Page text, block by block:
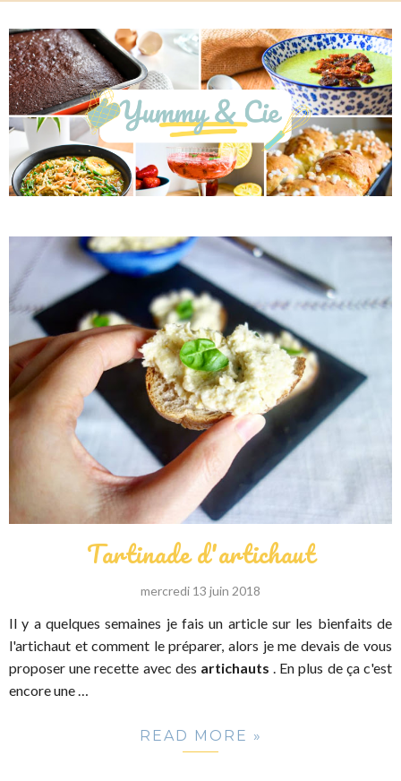
Tartinade d'artichaut
mercredi 13 juin 2018
Il y a quelques semaines je fais un article sur les bienfaits de
l'artichaut et comment le préparer, alors je me devais de vous
proposer une recette avec des artichauts . En plus de ça c'est
encore une …
READ MORE »